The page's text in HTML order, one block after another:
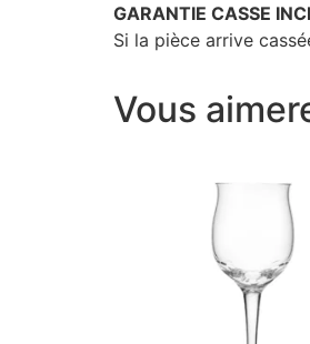
GARANTIE CASSE
Si la pièce arrive
Vous